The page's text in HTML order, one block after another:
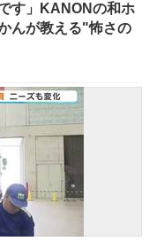
す」KANONの和ホ
んが教える"怖さの